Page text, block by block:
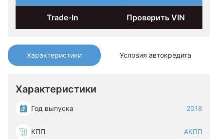
Характеристики Условия автокредита
Характеристики
Год выпуска 2018
КПП АКПП
Trade-In Проверить VIN